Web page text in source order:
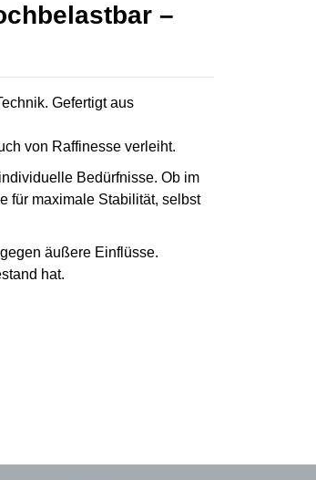
–
Gefertigt aus
von Raffinesse verleiht.
Bedürfnisse. Ob im
für maximale Stabilität, selbst
äußere Einflüsse.
hat.